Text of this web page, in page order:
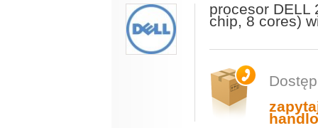
procesor DELL
chip, 8 cores)